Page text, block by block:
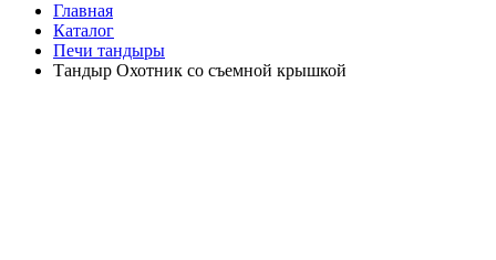
Главная
Каталог
Печи тандыры
Тандыр Охотник со съемной крышкой